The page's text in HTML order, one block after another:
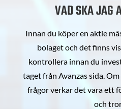
VAD SKA JAG
Innan du köper en aktie
bolaget och det finns
kontrollera innan du
taget från Avanzas sida.
frågor verkar det vara ett
och